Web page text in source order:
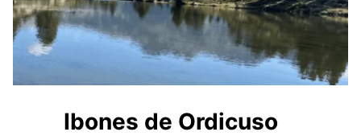
Ibones de Ordicuso